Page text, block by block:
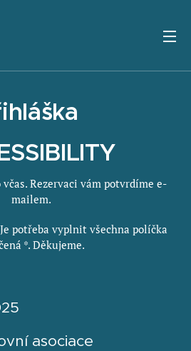
Rezervaci vám potvrdíme e-
mailem.
Je potřeba vyplnit všechna políčka
*. Děkujeme.
asociace